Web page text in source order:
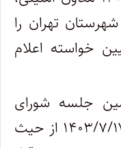
تهران را
خواسته اعلام
جلسه شورای
تأمین شهرستان تهران مورخ ۱۴۰۳/۷/۱۷ از حیث